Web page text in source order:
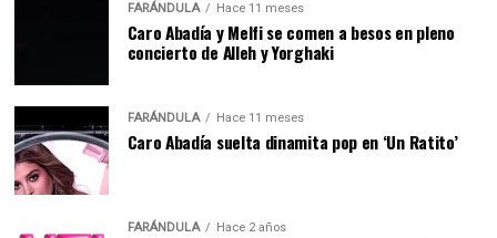
FARÁNDULA Hace 11 meses
Caro Abadía y Melfi se comen a besos en pleno
concierto de Alleh y Yorghaki
FARÁNDULA Hace 11 meses
Caro Abadía suelta dinamita pop en ‘Un Ratito’
FARÁNDULA Hace 2 años